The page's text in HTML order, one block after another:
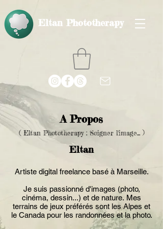
Eltan Phototherapy
A Propos
( Eltan Phototherapy : Soigner l'image... )
Eltan
Artiste digital freelance basé à Marseille.
Je suis passionné d'images (photo,
cinéma, dessin...) et de nature. Mes
terrains de jeux préférés sont les Alpes et
le Canada pour les randonnées et la photo.